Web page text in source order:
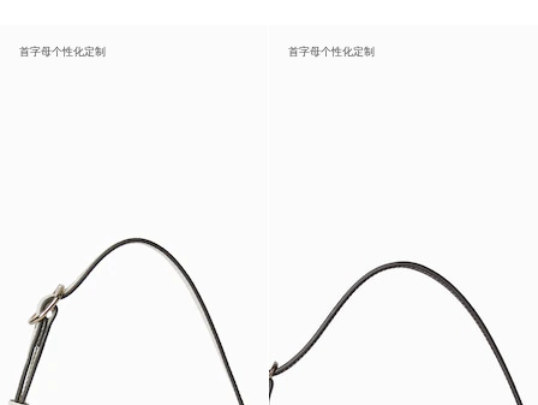
首字母个性化定制 首字母个性化定制